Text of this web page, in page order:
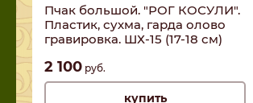
Пчак большой. "РОГ КОСУЛИ".
Пластик, сухма, гарда олово
гравировка. ШХ-15 (17-18 см)
2 100 руб.
купить